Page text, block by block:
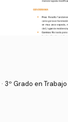
· 3º Grado en